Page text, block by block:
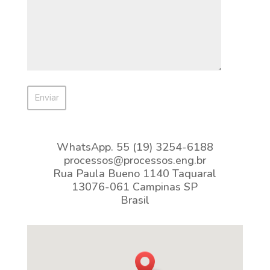
WhatsApp. 55 (19) 3254-6188
processos@processos.eng.br
Rua Paula Bueno 1140 Taquaral
13076-061 Campinas SP
Brasil